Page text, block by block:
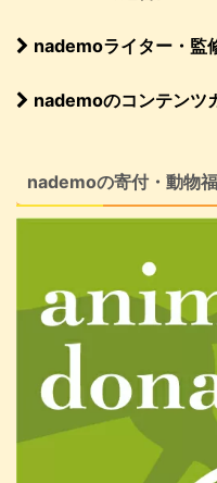
nademoライター・監
nademoのコンテンツ
nademoの寄付・動物